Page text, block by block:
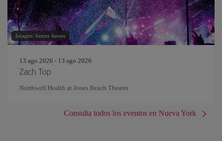
Imagen: benny hawes
13 ago 2026 - 13 ago 2026
Zach Top
Northwell Health at Jones Beach Theater
Consulta todos los eventos en Nueva York